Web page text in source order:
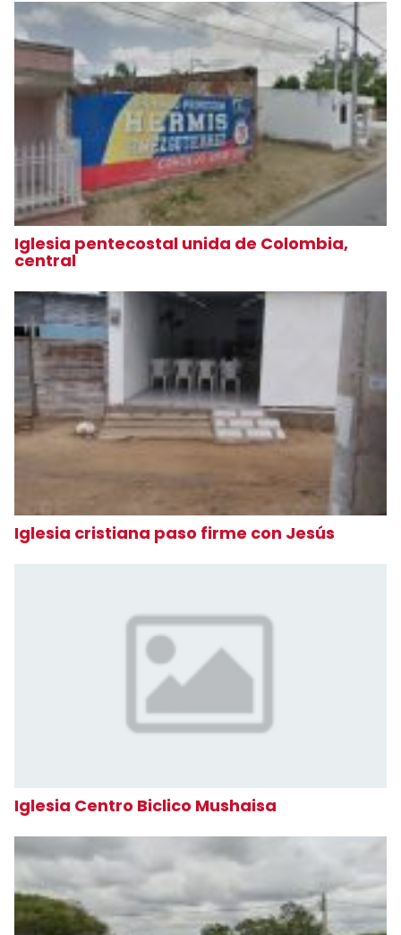
Iglesia pentecostal unida de Colombia,
central
Iglesia cristiana paso firme con Jesús
Iglesia Centro Biclico Mushaisa